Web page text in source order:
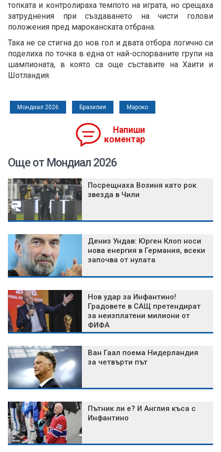
топката и контролираха темпото на играта, но срещаха
затруднения при създаването на чисти голови
положения пред мароканската отбрана.
Така не се стигна до нов гол и двата отбора логично си
поделиха по точка в една от най-оспорваните групи на
шампионата, в която са още съставите на Хаити и
Шотландия.
Мондиал 2026 Бразилия Мароко
Напиши
коментар
Още от Мондиал 2026
Посрещнаха Возиня като рок
звезда в Чили
Дениз Ундав: Юрген Клоп носи
нова енергия в Германия, всеки
започва от нулата
Нов удар за Инфантино!
Градовете в САЩ претендират
за неизплатени милиони от
ФИФА
Ван Гаал поема Нидерландия
за четвърти път
Пътник ли е? И Англия къса с
Инфантино